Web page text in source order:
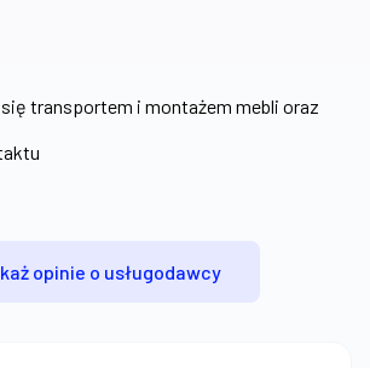
transportem i montażem mebli oraz
opinie o usługodawcy